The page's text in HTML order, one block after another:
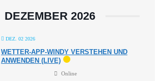
DEZEMBER 2026
DEZ. 02 2026
WETTER-APP-WINDY VERSTEHEN UND
ANWENDEN (LIVE)
Online